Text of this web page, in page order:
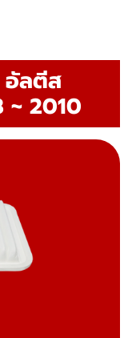
อัลตีส
~ 2010